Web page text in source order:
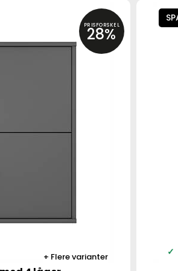
PRISFORSKEL
28%
Flere varianter